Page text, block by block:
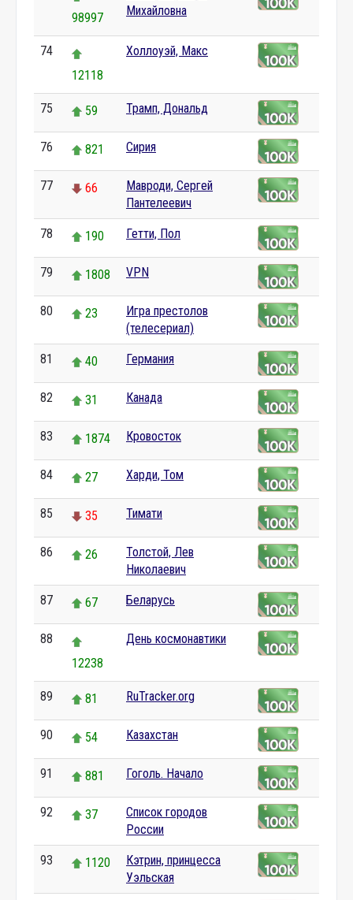
98997
Михайловна
74
12118
Холлоуэй, Макс
75 59 Трамп, Дональд
76 821 Сирия
77 66
Мавроди, Сергей
Пантелеевич
78 190 Гетти, Пол
79 1808 VPN
80 23
Игра престолов
(телесериал)
81 40 Германия
82 31 Канада
83 1874 Кровосток
84 27 Харди, Том
85 35 Тимати
86 26
Толстой, Лев
Николаевич
87 67 Беларусь
88
12238
День космонавтики
89 81 RuTracker.org
90 54 Казахстан
91 881 Гоголь. Начало
92 37
Список городов
России
93 1120
Кэтрин, принцесса
Уэльская